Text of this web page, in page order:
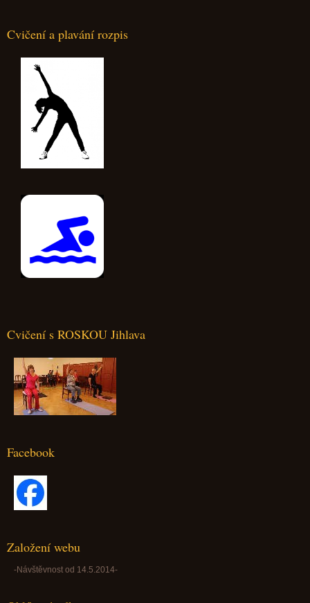
Cvičení a plavání rozpis
Cvičení s ROSKOU Jihlava
Facebook
Založení webu
-Návštěvnost od 14.5.2014-